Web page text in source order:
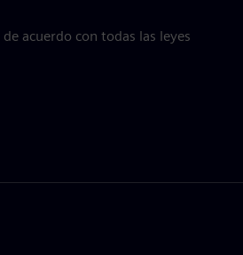
acuerdo con todas las leyes